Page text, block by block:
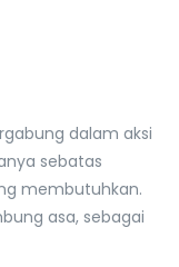
dalam aksi
sebatas
membutuhkan.
asa, sebagai